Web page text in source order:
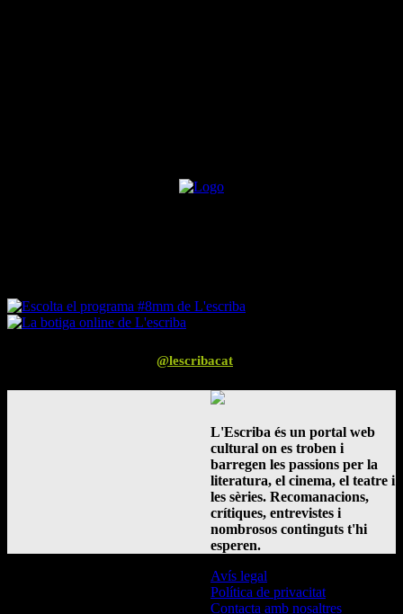
@lescribacat
L'Escriba és un portal web
cultural on es troben i
barregen les passions per la
literatura, el cinema, el teatre i
les sèries. Recomanacions,
crítiques, entrevistes i
nombrosos continguts t'hi
esperen.
Avís legal
Política de privacitat
Contacta amb nosaltres